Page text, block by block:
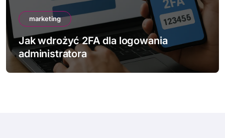
marketing
Jak wdrożyć 2FA dla logowania
administratora